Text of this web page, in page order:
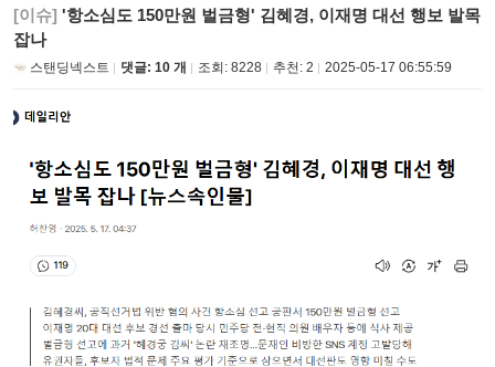
[이슈] '항소심도 150만원 벌금형' 김혜경, 이재명 대선 행보 발목
잡나
스탠딩넥스트 댓글: 10 개 조회: 8228 추천: 2 2025-05-17 06:55:59